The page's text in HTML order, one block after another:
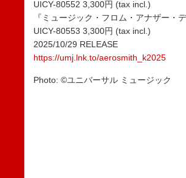
UICY-80552 3,300円 (tax incl.)
『ミュージック・フロム・アナザー・
UICY-80553 3,300円 (tax incl.)
2025/10/29 RELEASE
https://umj.lnk.to/aerosmith_k2025
Photo: ©ユニバーサル ミュージック